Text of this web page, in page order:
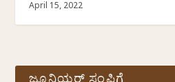
April 15, 2022